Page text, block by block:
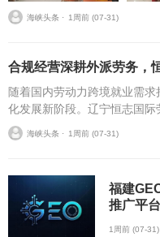
海峡头条 ⋅ 1周前 (07-31)
合规经营深耕外派劳务，
随着国内劳动力跨境就业需
化发展新阶段。辽宁恒志国际
以完备资质、多元海外资源与
安全透明的海外就业渠...
海峡头条 ⋅ 1周前 (07-31)
福建
推广平
1周前 (07-31)